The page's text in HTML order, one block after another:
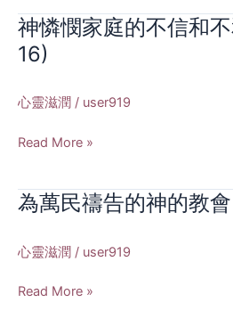
記
3:1-
19)
神憐憫家庭的不信和
16)
心靈滋潤 / user919
神
憐
憫
庭
不
和
不
(創
記
Read More »
為萬民禱告的神的教會
心靈滋潤 / user919
為
民
告
Read More »